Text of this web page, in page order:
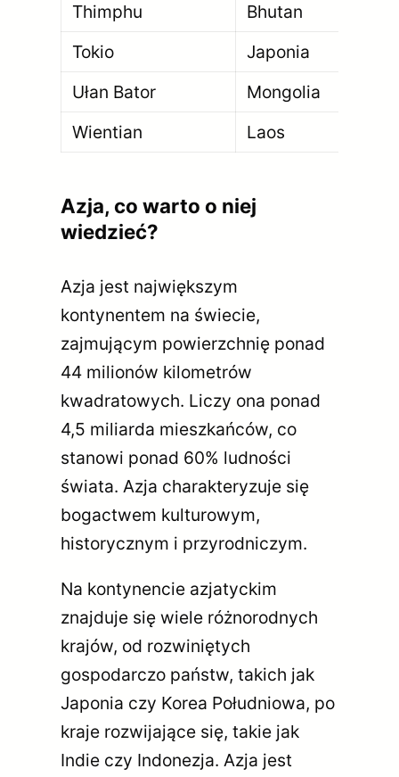
Thimphu
Bhutan
Tokio
Japonia
Ułan Bator
Mongolia
Wientian
Laos
Azja, co warto o niej
wiedzieć?
Azja jest największym
kontynentem na świecie,
zajmującym powierzchnię ponad
44 milionów kilometrów
kwadratowych. Liczy ona ponad
4,5 miliarda mieszkańców, co
stanowi ponad 60% ludności
świata. Azja charakteryzuje się
bogactwem kulturowym,
historycznym i przyrodniczym.
Na kontynencie azjatyckim
znajduje się wiele różnorodnych
krajów, od rozwiniętych
gospodarczo państw, takich jak
Japonia czy Korea Południowa, po
kraje rozwijające się, takie jak
Indie czy Indonezja. Azja jest